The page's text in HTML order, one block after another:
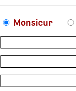
Monsieur